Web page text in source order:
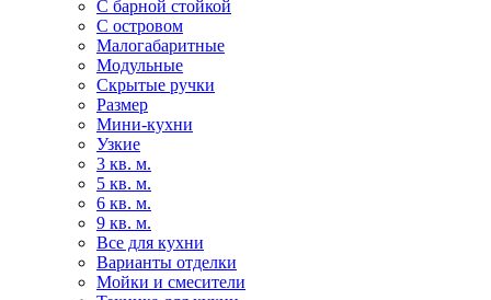
С барной стойкой
С островом
Малогабаритные
Модульные
Скрытые ручки
Размер
Мини-кухни
Узкие
3 кв. м.
5 кв. м.
6 кв. м.
9 кв. м.
Все для кухни
Варианты отделки
Мойки и смесители